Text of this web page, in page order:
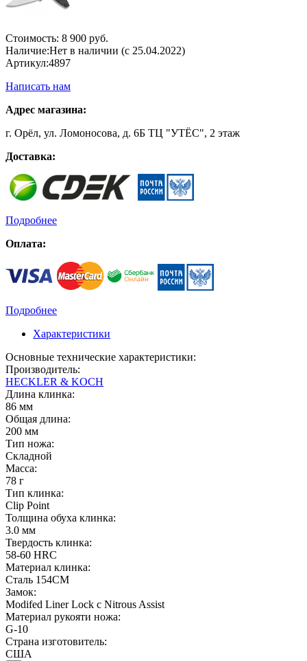
Стоимость: 8 900 руб.
Наличие:Нет в наличии (с 25.04.2022)
Артикул:4897
Написать нам
Адрес магазина:
г. Орёл, ул. Ломоносова, д. 6Б ТЦ "УТЁС", 2 этаж
Доставка:
Подробнее
Оплата:
Подробнее
Характеристики
Основные технические характеристики:
Производитель:
HECKLER & KOCH
Длина клинка:
86 мм
Общая длина:
200 мм
Тип ножа:
Складной
Масса:
78 г
Тип клинка:
Clip Point
Толщина обуха клинка:
3.0 мм
Твердость клинка:
58-60 HRC
Материал клинка:
Сталь 154CM
Замок:
Modifed Liner Lock с Nitrous Assist
Материал рукояти ножа:
G-10
Страна изготовитель:
США